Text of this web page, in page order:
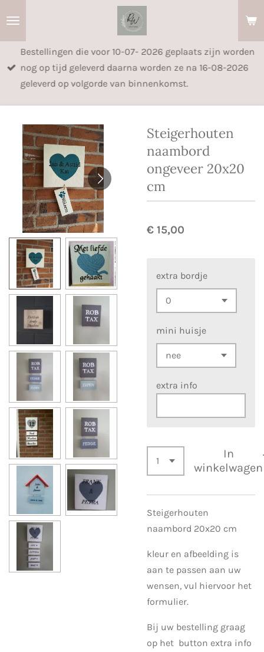
Bestellingen die voor 10-07- 2026 geplaats zijn worden
nog op tijd geleverd daarna worden ze na 16-08-2026
geleverd op volgorde van binnenkomst.
Steigerhouten
naambord
ongeveer 20x20
cm
€ 15,00
extra bordje
mini huisje
extra info
In
winkelwagen
Steigerhouten
naambord 20x20 cm
kleur en afbeelding is
aan te passen aan uw
wensen, vul hiervoor het
formulier.
Bij uw bestelling graag
op het button extra info